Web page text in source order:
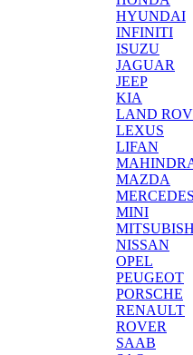
HYUNDAI
INFINITI
ISUZU
JAGUAR
JEEP
KIA
LAND
LEXUS
LIFAN
MAZDA
MERCEDES
MINI
NISSAN
OPEL
PEUGEOT
PORSCHE
RENAULT
ROVER
SAAB